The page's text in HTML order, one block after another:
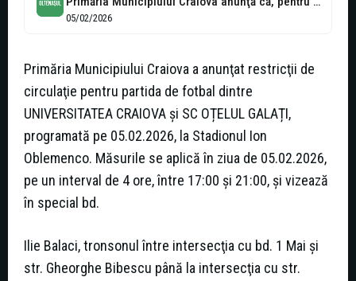
05/02/2026
Primăria Municipiului Craiova a anunţat restricţii de
circulaţie pentru partida de fotbal dintre
UNIVERSITATEA CRAIOVA şi SC OȚELUL GALAȚI,
programată pe 05.02.2026, la Stadionul Ion
Oblemenco. Măsurile se aplică în ziua de 05.02.2026,
pe un interval de 4 ore, între 17:00 şi 21:00, şi vizează
în special bd.
Ilie Balaci, tronsonul între intersecţia cu bd. 1 Mai şi
str. Gheorghe Bibescu până la intersecţia cu str.